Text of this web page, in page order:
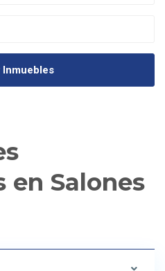
Inmuebles
en Salones